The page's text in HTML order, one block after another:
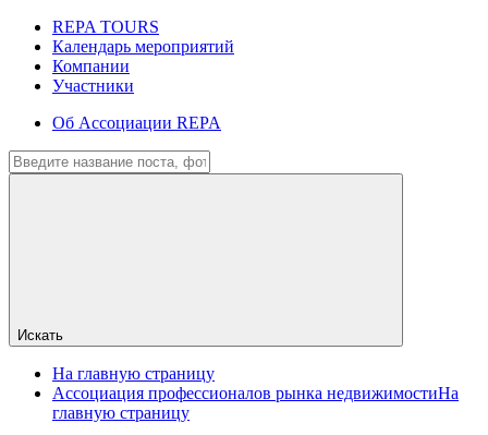
REPA TOURS
Календарь мероприятий
Компании
Участники
Об Ассоциации REPA
Искать
На главную страницу
Ассоциация профессионалов рынка недвижимостиНа
главную страницу